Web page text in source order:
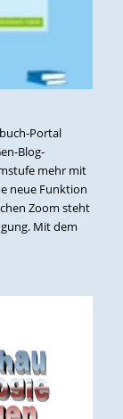
Portal
Blog-
mehr mit
neue Funktion
Zoom steht
Mit dem